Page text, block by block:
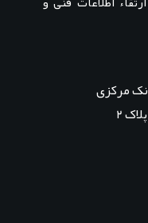
مرکزی
۲